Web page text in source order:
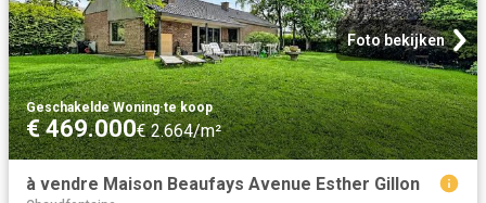
Foto bekijken
Geschakelde Woning·te koop
€ 469.000€ 2.664/m²
à vendre Maison Beaufays Avenue Esther Gillon